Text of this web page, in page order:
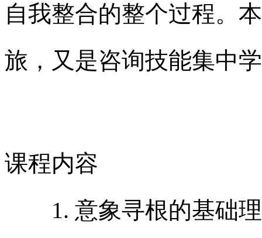
自我整合的整个过程。
旅，又是咨询技能集中
课程内容
1. 意象寻根的基础